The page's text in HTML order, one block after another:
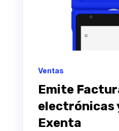
Ventas
Emite
electrónicas
Exenta